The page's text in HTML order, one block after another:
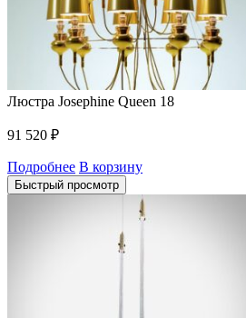
Люстра Josephine Queen 18
91 520 ₽
Подробнее В корзину
Быстрый просмотр